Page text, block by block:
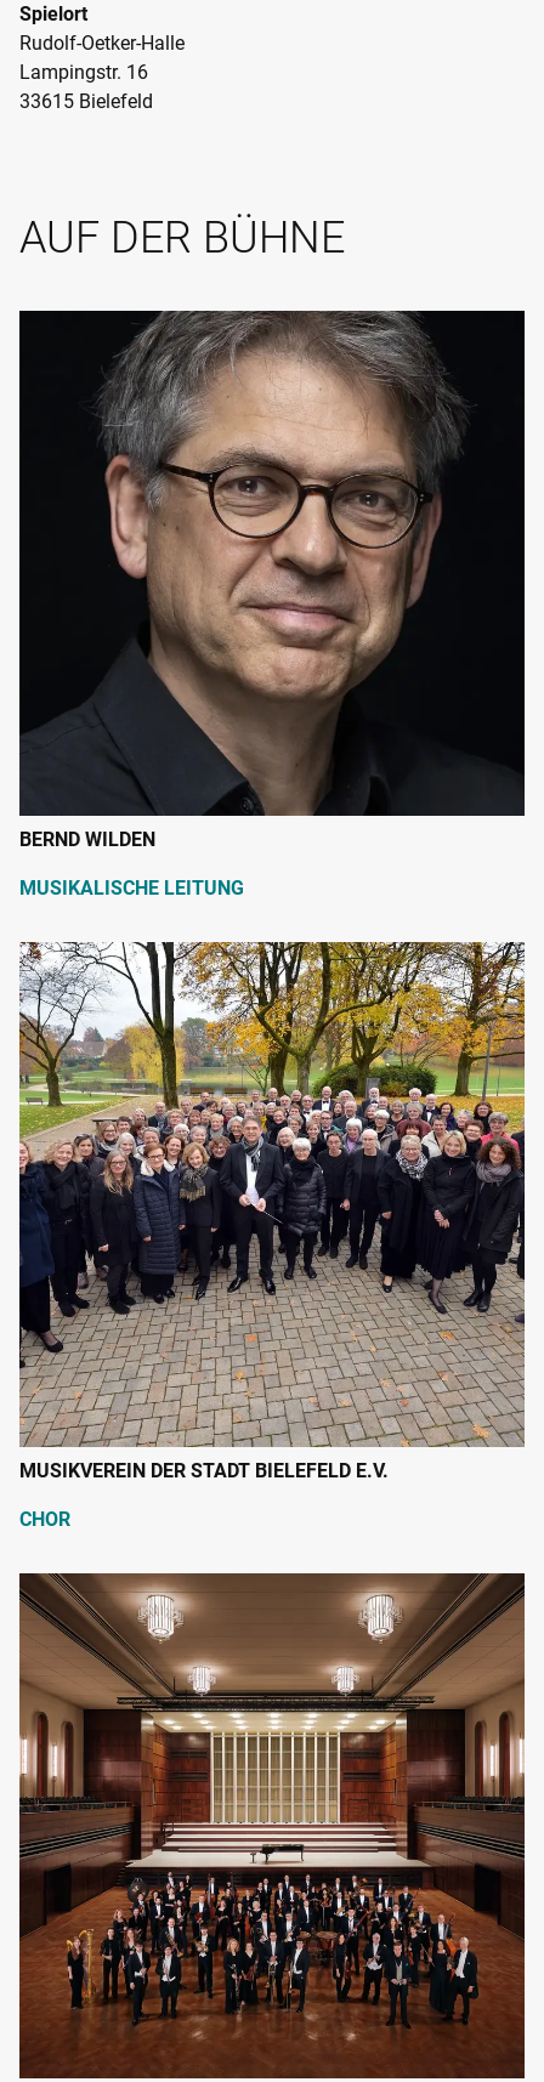
Spielort
Rudolf-Oetker-Halle
Lampingstr. 16
33615 Bielefeld
AUF DER BÜHNE
BERND WILDEN
MUSIKALISCHE LEITUNG
MUSIKVEREIN DER STADT BIELEFELD E.V.
CHOR